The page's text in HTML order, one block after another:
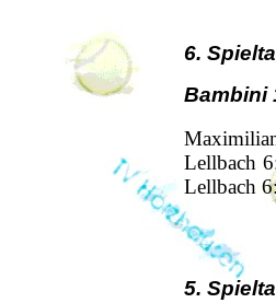
6.
Lellbach
Lellbach
5.